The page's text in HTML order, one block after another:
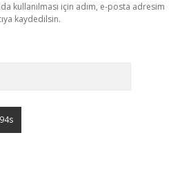
kullanılması için adım, e-posta adresim
kaydedilsin.